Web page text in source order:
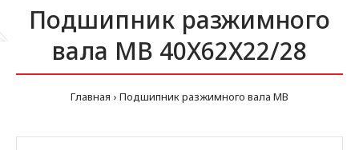
Подшипник разжимного
вала MB 40X62X22/28
Главная Подшипник разжимного вала MB